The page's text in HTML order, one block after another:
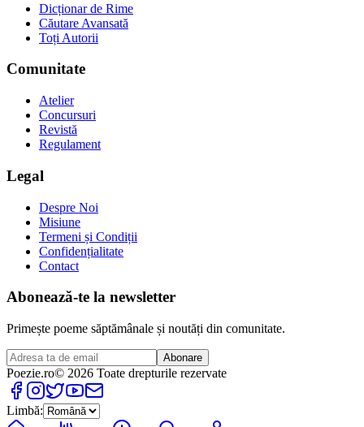
Dicționar de Rime
Căutare Avansată
Toți Autorii
Comunitate
Atelier
Concursuri
Revistă
Regulament
Legal
Despre Noi
Misiune
Termeni și Condiții
Confidențialitate
Contact
Abonează-te la newsletter
Primește poeme săptămânale și noutăți din comunitate.
Abonare
Poezie.ro© 2026 Toate drepturile rezervate
Limbă: